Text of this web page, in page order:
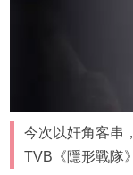
今次以奸角客串
TVB《隱形戰隊